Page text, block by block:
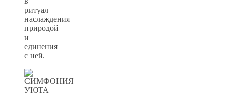
ритуал
наслаждения
природой
и
единения
с ней.